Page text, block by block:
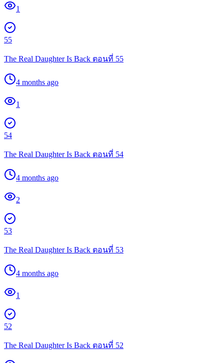
1
55
The Real Daughter Is Back ตอนที่ 55
4 months ago
1
54
The Real Daughter Is Back ตอนที่ 54
4 months ago
2
53
The Real Daughter Is Back ตอนที่ 53
4 months ago
1
52
The Real Daughter Is Back ตอนที่ 52